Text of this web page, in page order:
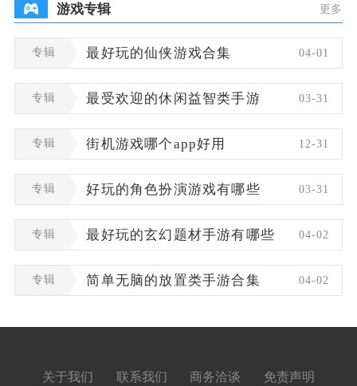
游戏专辑 更多
专辑 最好玩的仙侠游戏合集 04-01
专辑 最受欢迎的休闲益智类手游 03-31
专辑 街机游戏哪个app好用 12-31
专辑 好玩的角色扮演游戏有哪些 03-31
专辑 最好玩的玄幻题材手游有哪些 04-02
专辑 简单无脑的放置类手游合集 04-02
关于我们 联系我们 商务洽谈 免责声明